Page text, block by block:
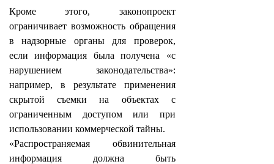
Кроме этого, законопроект
ограничивает возможность обращения
в надзорные органы для проверок,
если информация была получена «с
нарушением законодательства»:
например, в результате применения
скрытой съемки на объектах с
ограниченным доступом или при
использовании коммерческой тайны.
«Распространяемая обвинительная
информация должна быть